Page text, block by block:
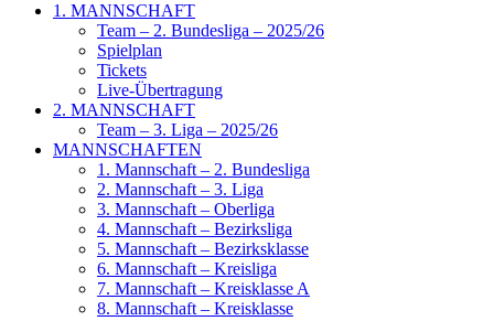
1. MANNSCHAFT
Team – 2. Bundesliga – 2025/26
Spielplan
Tickets
Live-Übertragung
2. MANNSCHAFT
Team – 3. Liga – 2025/26
MANNSCHAFTEN
1. Mannschaft – 2. Bundesliga
2. Mannschaft – 3. Liga
3. Mannschaft – Oberliga
4. Mannschaft – Bezirksliga
5. Mannschaft – Bezirksklasse
6. Mannschaft – Kreisliga
7. Mannschaft – Kreisklasse A
8. Mannschaft – Kreisklasse